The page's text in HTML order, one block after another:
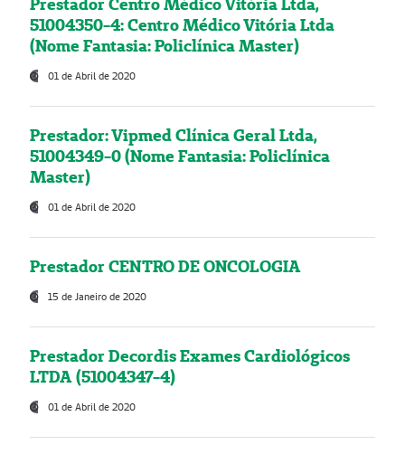
51004350-4: Centro Médico Vitória Ltda
(Nome Fantasia: Policlínica Master)
01 de Abril de 2020
Prestador: Vipmed Clínica Geral Ltda,
51004349-0 (Nome Fantasia: Policlínica
Master)
01 de Abril de 2020
Prestador CENTRO DE ONCOLOGIA
15 de Janeiro de 2020
Prestador Decordis Exames Cardiológicos
LTDA (51004347-4)
01 de Abril de 2020